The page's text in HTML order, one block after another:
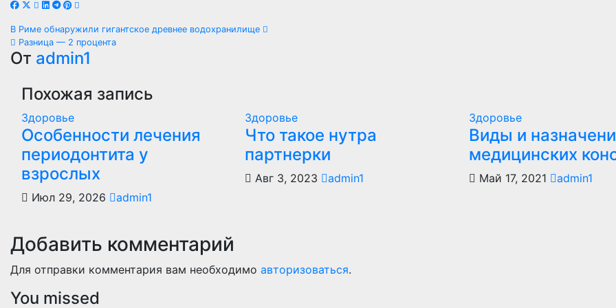
Навигация
по
записям
В Риме обнаружили гигантское древнее водохранилище
Разница — 2 процента
От admin1
Похожая запись
Здоровье
Особенности лечения
периодонтита у
взрослых
Июл 29, 2026 admin1
Здоровье
Что такое нутра
партнерки
Авг 3, 2023 admin1
Здоровье
Виды и
медицинских
Май 17, 2021 admin1
Добавить комментарий
Для отправки комментария вам необходимо авторизоваться.
You missed